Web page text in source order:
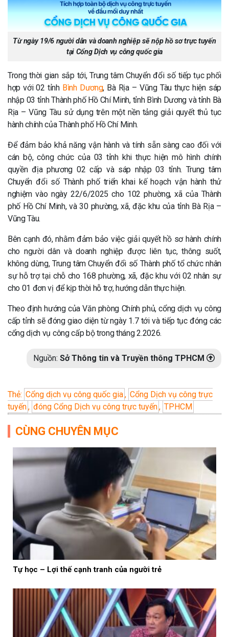
Từ ngày 19/6 người dân và doanh nghiệp sẽ nộp hồ sơ trực tuyến
tại Cổng Dịch vụ công quốc gia
Trong thời gian sắp tới, Trung tâm Chuyển đổi số tiếp tục phối
hợp với 02 tỉnh Bình Dương, Bà Rịa – Vũng Tàu thực hiện sáp
nhập 03 tỉnh Thành phố Hồ Chí Minh, tỉnh Bình Dương và tỉnh Bà
Rịa – Vũng Tàu sử dụng trên một nền tảng giải quyết thủ tục
hành chính của Thành phố Hồ Chí Minh.
Để đảm bảo khả năng vận hành và tính sẵn sàng cao đối với
cán bộ, công chức của 03 tỉnh khi thực hiện mô hình chính
quyền địa phương 02 cấp và sáp nhập 03 tỉnh. Trung tâm
Chuyển đổi số Thành phố triển khai kế hoạch vận hành thử
nghiệm vào ngày 22/6/2025 cho 102 phường, xã của Thành
phố Hồ Chí Minh, và 30 phường, xã, đặc khu của tỉnh Bà Rịa –
Vũng Tàu.
Bên cạnh đó, nhằm đảm bảo việc giải quyết hồ sơ hành chính
cho người dân và doanh nghiệp được liên tục, thông suốt,
không dừng, Trung tâm Chuyển đổi số Thành phố tổ chức nhân
sự hỗ trợ tại chỗ cho 168 phường, xã, đặc khu với 02 nhân sự
cho 01 đơn vị để kịp thời hỗ trợ, hướng dẫn thực hiện.
Theo định hướng của Văn phòng Chính phủ, cổng dịch vụ công
cấp tỉnh sẽ đóng giao diện từ ngày 1.7 tới và tiếp tục đóng các
cổng dịch vụ công cấp bộ trong tháng 2.2026.
Nguồn: Sở Thông tin và Truyền thông TPHCM
Thẻ: Cổng dịch vụ công quốc gia, Cổng Dịch vụ công trực
tuyến, đóng Cổng Dịch vụ công trực tuyến, TPHCM
CÙNG CHUYÊN MỤC
Tự học – Lợi thế cạnh tranh của người trẻ